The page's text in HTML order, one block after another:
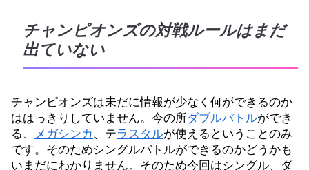
チャンピオンズの対戦ルールはまだ
出ていない
チャンピオンズは未だに情報が少なく何ができるのか
ははっきりしていません。今の所ダブルバトルができ
る、
メガシンカ 、テラスタルが使えるということのみ
です。そのためシングルバトルができるのかどうかも
いまだにわかりません。そのため今回はシングル、ダ